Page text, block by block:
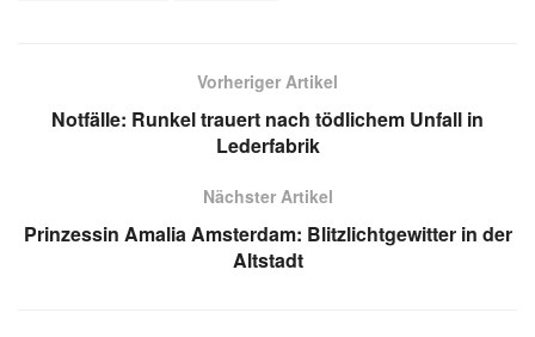
Vorheriger Artikel
Notfälle: Runkel trauert nach tödlichem Unfall in
Lederfabrik
Nächster Artikel
Prinzessin Amalia Amsterdam: Blitzlichtgewitter in der
Altstadt